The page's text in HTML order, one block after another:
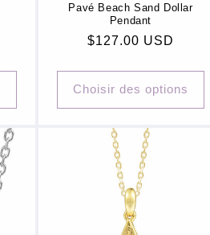
Pavé Beach Sand Dollar
Pendant
Prix
$127.00 USD
Choisir des options